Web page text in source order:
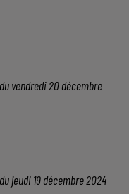
vendredi 20 décembre
jeudi 19 décembre 2024